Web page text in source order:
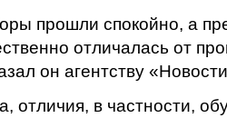
прошли спокойно, а
отличалась от
он агентству
отличия, в частности,